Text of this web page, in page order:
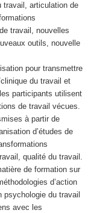
articulation de
travail, nouvelles
outils, nouvelle
pour transmettre
du travail et
participants utilisent
de travail vécues.
à partir de
d’études de
qualité du travail.
de formation sur
d’action
du travail
avec les